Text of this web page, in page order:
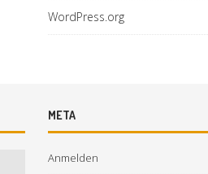
WordPress.org
META
Anmelden